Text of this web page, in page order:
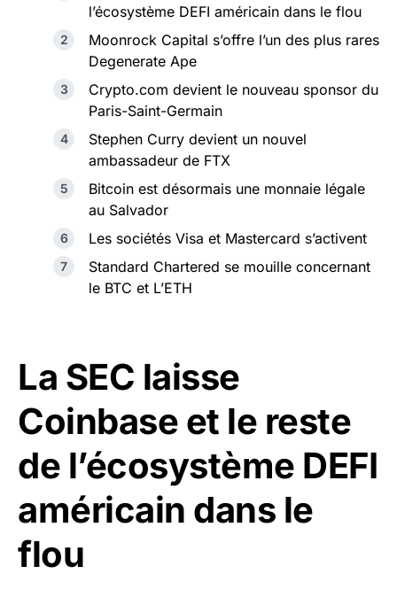
l’écosystème DEFI américain dans le flou
Moonrock Capital s’offre l’un des plus rares
Degenerate Ape
Crypto.com devient le nouveau sponsor du
Paris-Saint-Germain
Stephen Curry devient un nouvel
ambassadeur de FTX
Bitcoin est désormais une monnaie légale
au Salvador
Les sociétés Visa et Mastercard s’activent
Standard Chartered se mouille concernant
le BTC et L’ETH
La SEC laisse
Coinbase et le reste
de l’écosystème DEFI
américain dans le
flou